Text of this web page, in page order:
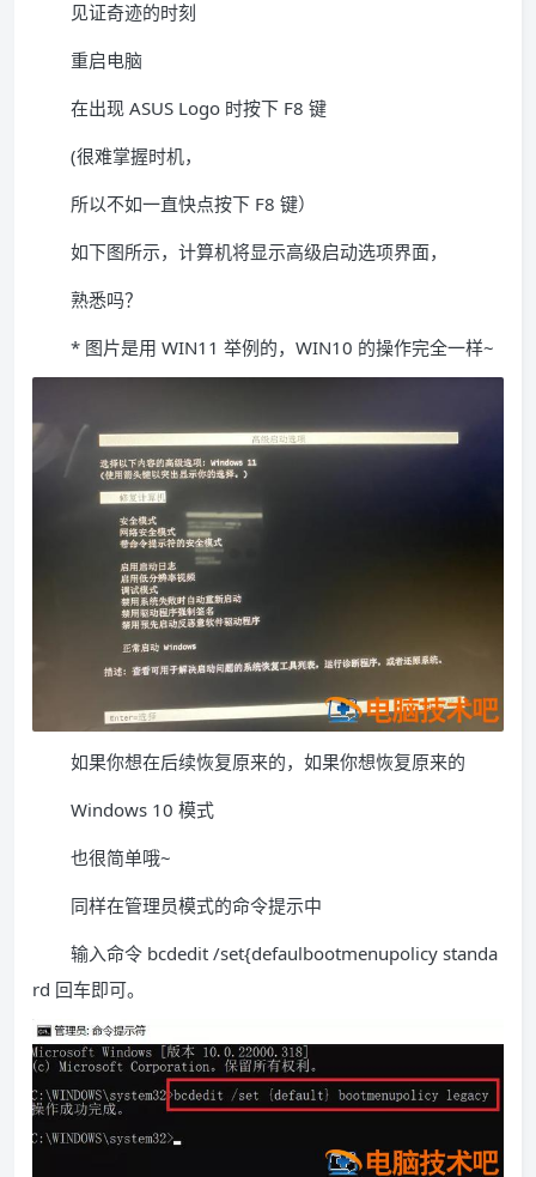
见证奇迹的时刻
重启电脑
在出现 ASUS Logo 时按下 F8 键
(很难掌握时机，
所以不如一直快点按下 F8 键）
如下图所示，计算机将显示高级启动选项界面，
熟悉吗？
* 图片是用 WIN11 举例的，WIN10 的操作完全一样~
如果你想在后续恢复原来的，如果你想恢复原来的
Windows 10 模式
也很简单哦~
同样在管理员模式的命令提示中
输入命令 bcdedit /set{defaulbootmenupolicy standa
rd 回车即可。